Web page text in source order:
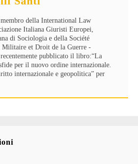
della International Law
Italiana Giuristi Europei,
di Sociologia e della Société
Militaire et Droit de la Guerre -
pubblicato il libro:“La
per il nuovo ordine internazionale.
internazionale e geopolitica” per